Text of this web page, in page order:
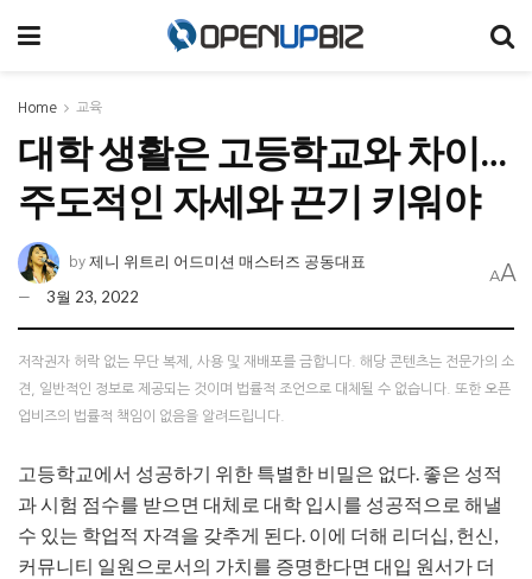
Home 교육
대학 생활은 고등학교와 차이…
주도적인 자세와 끈기 키워야
by 제니 위트리 어드미션 매스터즈 공동대표
3월 23, 2022
AA
저작권자 허락 없는 무단 복제, 사용 및 재배포를 금합니다. 해당 콘텐츠는 전문가의 소
견, 일반적인 정보로 제공되는 것이며 법률적 조언으로 대체될 수 없습니다. 또한 오픈
업비즈의 법률적 책임이 없음을 알려드립니다.
고등학교에서 성공하기 위한 특별한 비밀은 없다. 좋은 성적
과 시험 점수를 받으면 대체로 대학 입시를 성공적으로 해낼
수 있는 학업적 자격을 갖추게 된다. 이에 더해 리더십, 헌신,
커뮤니티 일원으로서의 가치를 증명한다면 대입 원서가 더